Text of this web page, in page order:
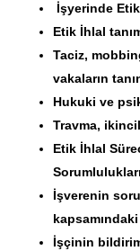
İşyerinde
Etik İhlal
Taciz,
vakaların
Hukuki ve
Travma,
Etik İhlal
Sorumlulukları
İşverenin
İşçinin